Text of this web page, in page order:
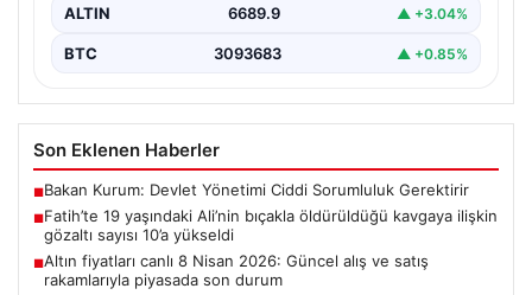
ALTIN 6689.9 ▲ +3.04%
BTC 3093683 ▲ +0.85%
Son Eklenen Haberler
■Bakan Kurum: Devlet Yönetimi Ciddi Sorumluluk Gerektirir
■Fatih’te 19 yaşındaki Ali’nin bıçakla öldürüldüğü kavgaya ilişkin
gözaltı sayısı 10’a yükseldi
■Altın fiyatları canlı 8 Nisan 2026: Güncel alış ve satış
rakamlarıyla piyasada son durum